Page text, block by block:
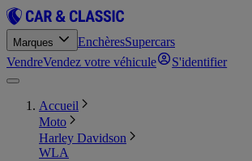
Marques EnchèresSupercars
VendreVendez votre véhicule S'identifier
Accueil
Moto
Harley Davidson
WLA